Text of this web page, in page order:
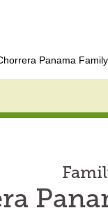
Panama